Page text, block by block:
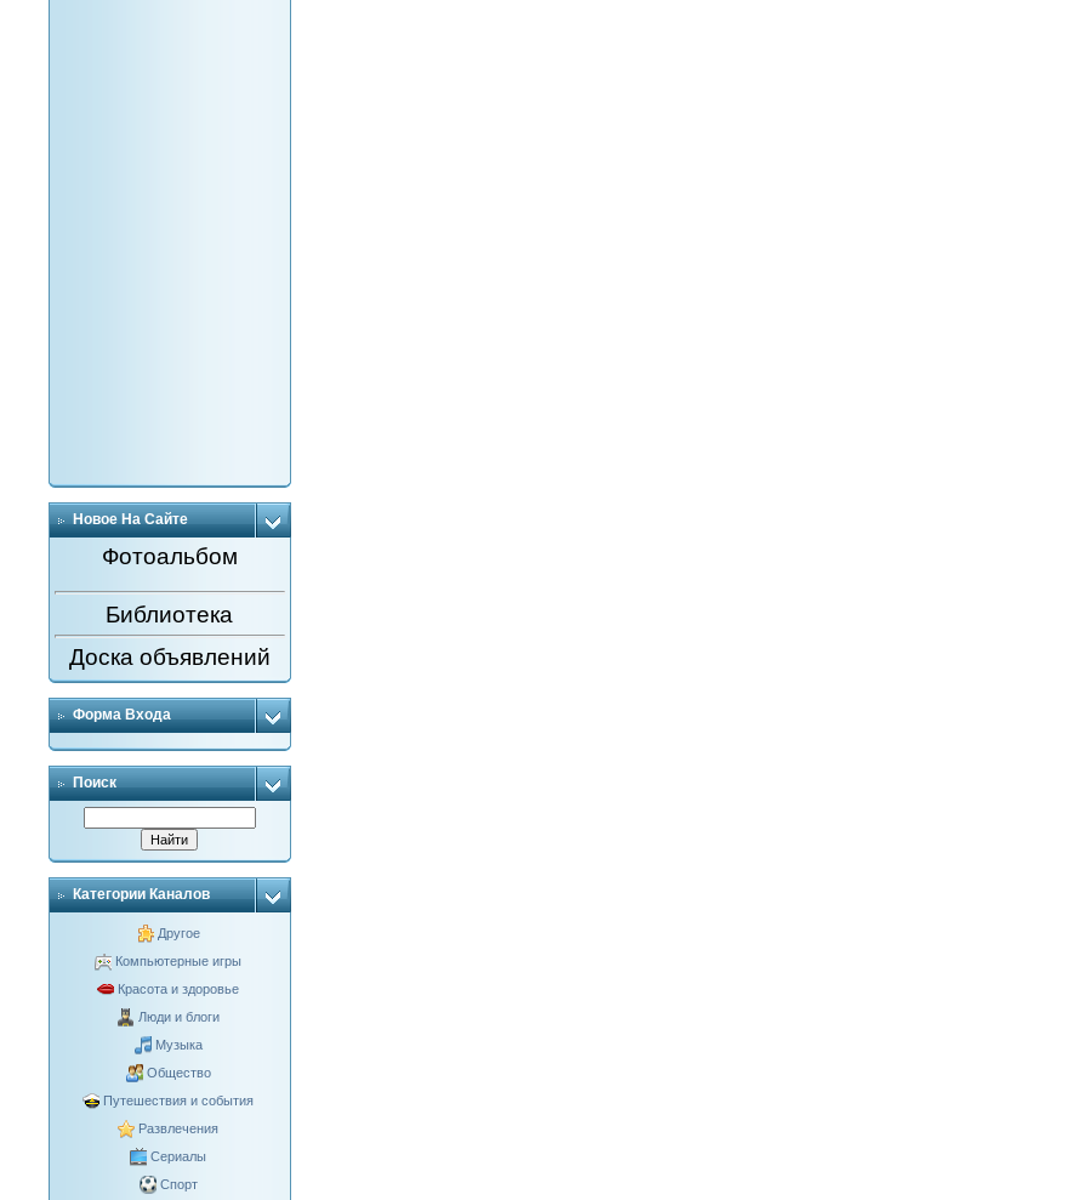
Новое На Сайте
Фотоальбом
Библиотека
Доска объявлений
Форма Входа
Поиск
Категории Каналов
Другое
Компьютерные игры
Красота и здоровье
Люди и блоги
Музыка
Общество
Путешествия и события
Развлечения
Сериалы
Спорт